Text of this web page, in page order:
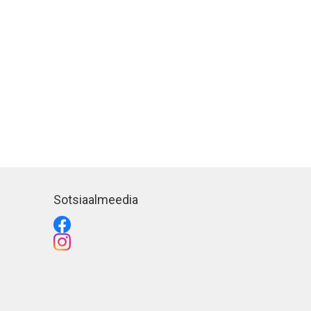
Sotsiaalmeedia